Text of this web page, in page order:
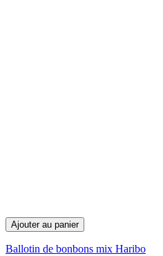
Ajouter au panier
Ballotin de bonbons mix Haribo